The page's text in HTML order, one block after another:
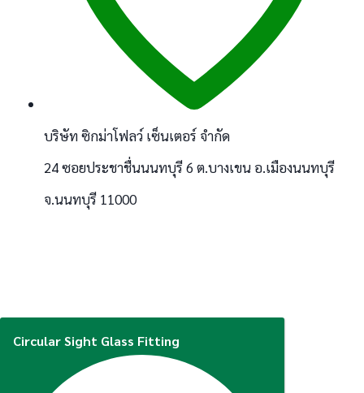
บริษัท ซิกม่าโฟลว์ เซ็นเตอร์ จำกัด
24 ซอยประชาชื่นนนทบุรี 6 ต.บางเขน อ.เมืองนนทบุรี
จ.นนทบุรี 11000
Circular Sight Glass Fitting